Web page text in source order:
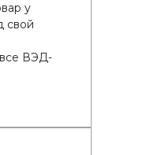
у
свой
ВЭД-